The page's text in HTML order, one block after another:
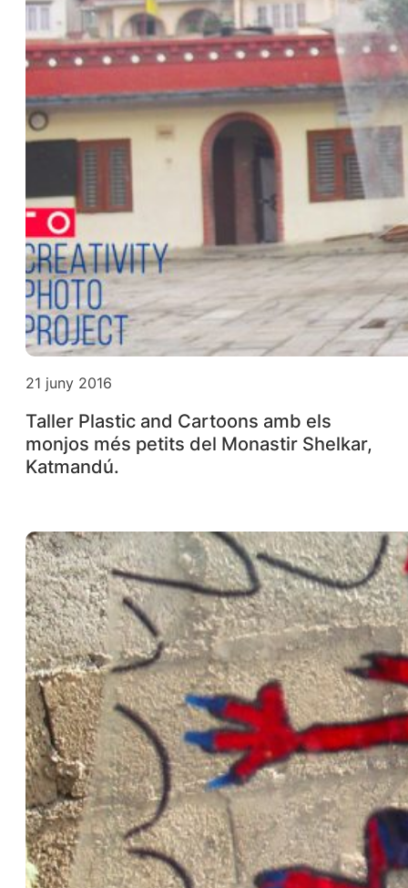
21 juny 2016
Taller Plastic and Cartoons amb els
monjos més petits del Monastir Shelkar,
Katmandú.